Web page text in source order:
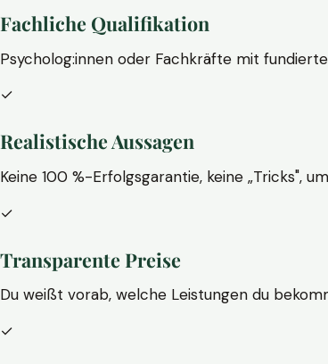
Fachliche Qualifikation
Psycholog:innen oder Fachkräfte mit
✓
Realistische Aussagen
Keine 100 %-Erfolgsgarantie, keine „Tricks",
✓
Transparente Preise
Du weißt vorab, welche Leistungen du
✓